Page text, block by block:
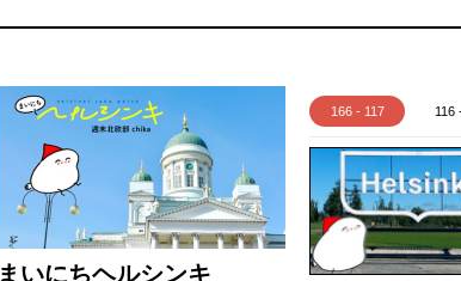
まいにちヘルシンキ
166 - 117 116